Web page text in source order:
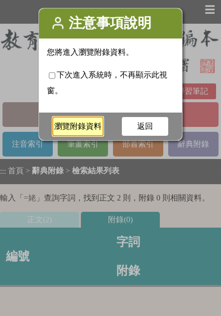
☰
學習筆記
基本檢索 進階檢索
注音索引 筆畫索引 部首索引 辭典附錄
::: 首頁 > 辭典附錄 > 檢索結果列表
輸入「 =姥 」查詢字詞，找到正文 2 則，附錄 0 則相關資料。
正文(2) 附錄(0)
編號
字詞
附錄